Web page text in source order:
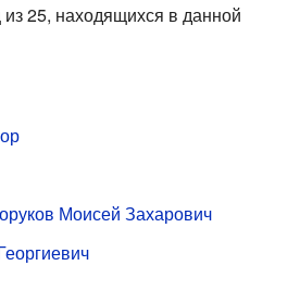
25, находящихся в данной
Моисей Захарович